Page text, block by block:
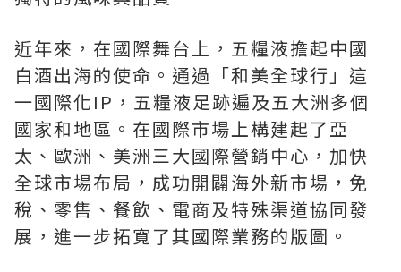
近年來，在國際舞台上，五糧液擔起中國
白酒出海的使命。通過「和美全球行」這
一國際化IP，五糧液足跡遍及五大洲多個
國家和地區。在國際市場上構建起了亞
太、歐洲、美洲三大國際營銷中心，加快
全球市場布局，成功開闢海外新市場，免
稅、零售、餐飲、電商及特殊渠道協同發
展，進一步拓寬了其國際業務的版圖。